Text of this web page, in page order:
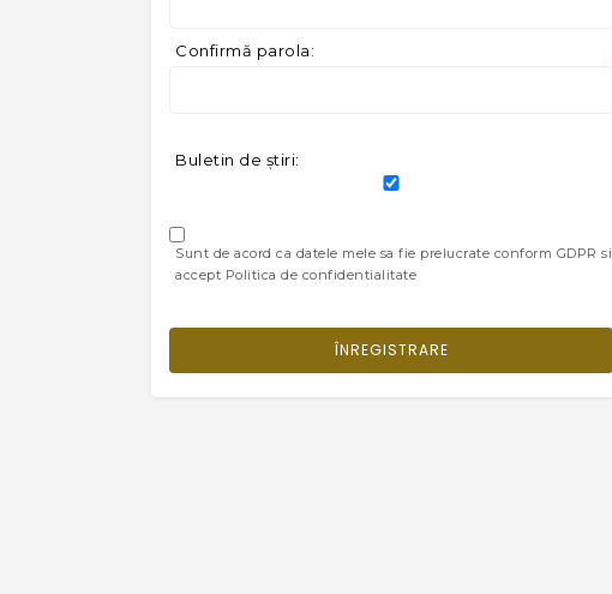
Confirmă parola:
Buletin de ştiri:
Sunt de acord ca datele mele sa fie prelucrate conform GDPR si
accept Politica de confidentialitate
ÎNREGISTRARE